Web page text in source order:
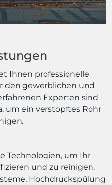
Ihnen professionelle
den gewerblichen und
Experten sind
um ein verstopftes Rohr
Technologien, um Ihr
und zu reinigen.
Hochdruckspülung